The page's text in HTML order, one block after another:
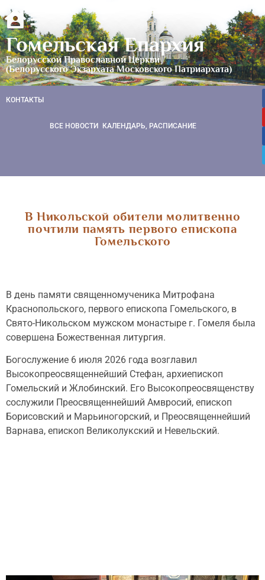
Гомельская Епархия
Белорусской Православной Церкви
(Белорусского Экзархата Московского Патриархата)
КОНТАКТЫ
ВСЕ НОВОСТИ КАЛЕНДАРЬ, РАСПИСАНИЕ
В Никольской обители молитвенно
почтили память первого епископа
Гомельского
В день памяти священномученика Митрофана
Краснопольского, первого епископа Гомельского, в
Свято-Никольском мужском монастыре г. Гомеля была
совершена Божественная литургия.
Богослужение 6 июля 2026 года возглавил
Высокопреосвященнейший Стефан, архиепископ
Гомельский и Жлобинский. Его Высокопреосвященству
сослужили Преосвященнейший Амвросий, епископ
Борисовский и Марьиногорский, и Преосвященнейший
Варнава, епископ Великолукский и Невельский.